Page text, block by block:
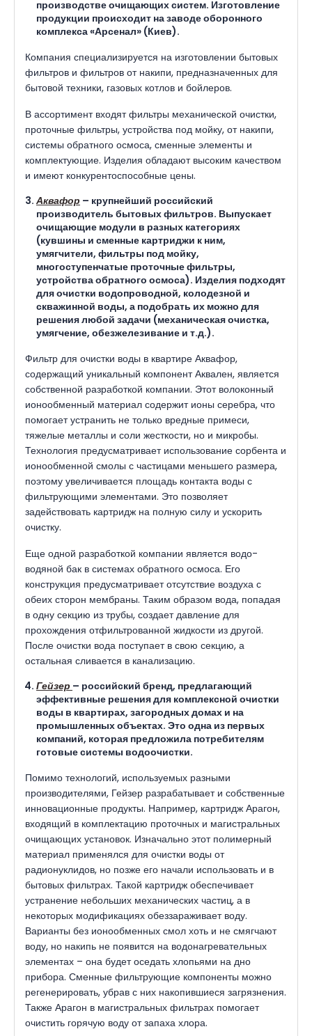
производстве очищающих систем. Изготовление
продукции происходит на заводе оборонного
комплекса «Арсенал» (Киев).
Компания специализируется на изготовлении бытовых
фильтров и фильтров от накипи, предназначенных для
бытовой техники, газовых котлов и бойлеров.
В ассортимент входят фильтры механической очистки,
проточные фильтры, устройства под мойку, от накипи,
системы обратного осмоса, сменные элементы и
комплектующие. Изделия обладают высоким качеством
и имеют конкурентоспособные цены.
Аквафор – крупнейший российский
производитель бытовых фильтров. Выпускает
очищающие модули в разных категориях
(кувшины и сменные картриджи к ним,
умягчители, фильтры под мойку,
многоступенчатые проточные фильтры,
устройства обратного осмоса). Изделия подходят
для очистки водопроводной, колодезной и
скважинной воды, а подобрать их можно для
решения любой задачи (механическая очистка,
умягчение, обезжелезивание и т.д.).
Фильтр для очистки воды в квартире Аквафор,
содержащий уникальный компонент Аквален, является
собственной разработкой компании. Этот волоконный
ионообменный материал содержит ионы серебра, что
помогает устранить не только вредные примеси,
тяжелые металлы и соли жесткости, но и микробы.
Технология предусматривает использование сорбента и
ионообменной смолы с частицами меньшего размера,
поэтому увеличивается площадь контакта воды с
фильтрующими элементами. Это позволяет
задействовать картридж на полную силу и ускорить
очистку.
Еще одной разработкой компании является водо-
водяной бак в системах обратного осмоса. Его
конструкция предусматривает отсутствие воздуха с
обеих сторон мембраны. Таким образом вода, попадая
в одну секцию из трубы, создает давление для
прохождения отфильтрованной жидкости из другой.
После очистки вода поступает в свою секцию, а
остальная сливается в канализацию.
Гейзер – российский бренд, предлагающий
эффективные решения для комплексной очистки
воды в квартирах, загородных домах и на
промышленных объектах. Это одна из первых
компаний, которая предложила потребителям
готовые системы водоочистки.
Помимо технологий, используемых разными
производителями, Гейзер разрабатывает и собственные
инновационные продукты. Например, картридж Арагон,
входящий в комплектацию проточных и магистральных
очищающих установок. Изначально этот полимерный
материал применялся для очистки воды от
радионуклидов, но позже его начали использовать и в
бытовых фильтрах. Такой картридж обеспечивает
устранение небольших механических частиц, а в
некоторых модификациях обеззараживает воду.
Варианты без ионообменных смол хоть и не смягчают
воду, но накипь не появится на водонагревательных
элементах – она будет оседать хлопьями на дно
прибора. Сменные фильтрующие компоненты можно
регенерировать, убрав с них накопившиеся загрязнения.
Также Арагон в магистральных фильтрах помогает
очистить горячую воду от запаха хлора.